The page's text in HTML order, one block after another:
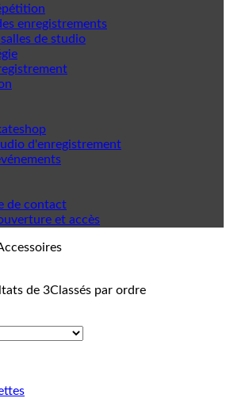
enregistrements
salles de studio
d'enregistrement
de contact
et accès
de 3Classés par ordre